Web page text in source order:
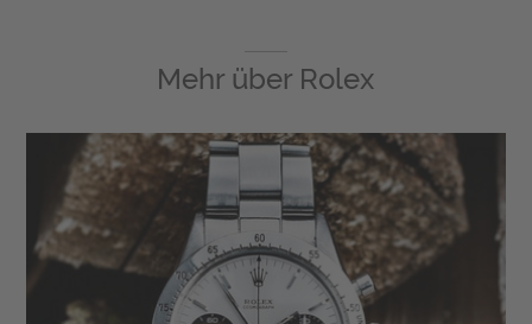
Mehr über Rolex